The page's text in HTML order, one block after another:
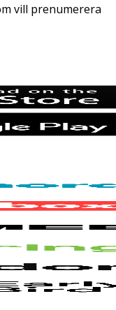
vill prenumerera